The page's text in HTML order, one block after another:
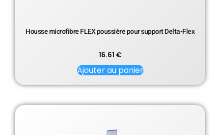
Housse microfibre FLEX poussière pour support Delta-Flex
16.61 €
Ajouter au panier